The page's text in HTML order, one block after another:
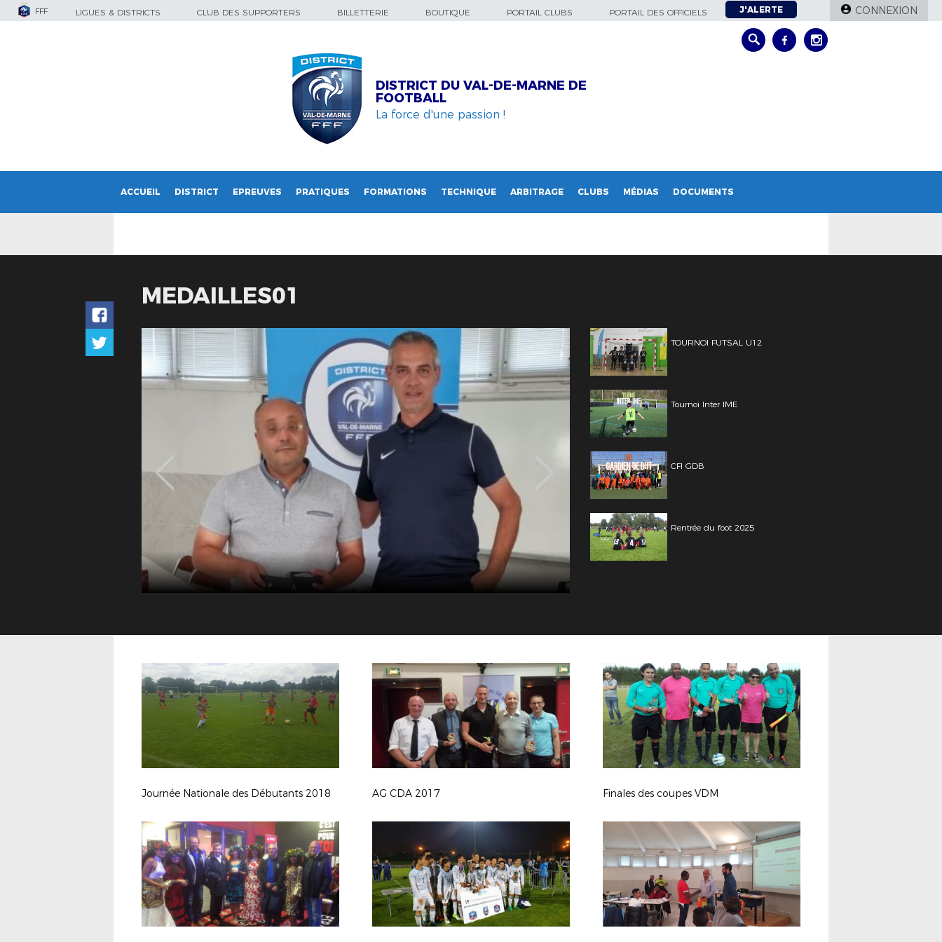
FFF LIGUES & DISTRICTS CLUB DES SUPPORTERS BILLETTERIE BOUTIQUE PORTAIL CLUBS PORTAIL DES OFFICIELS J'ALERTE CONNEXION
DISTRICT DU VAL-DE-MARNE DE
FOOTBALL
La force d'une passion !
ACCUEIL DISTRICT EPREUVES PRATIQUES FORMATIONS TECHNIQUE ARBITRAGE CLUBS MÉDIAS DOCUMENTS
MEDAILLES01
TOURNOI FUTSAL U12
Tournoi Inter IME
CFI GDB
Rentrée du foot 2025
Journée Nationale des Débutants 2018 AG CDA 2017 Finales des coupes VDM